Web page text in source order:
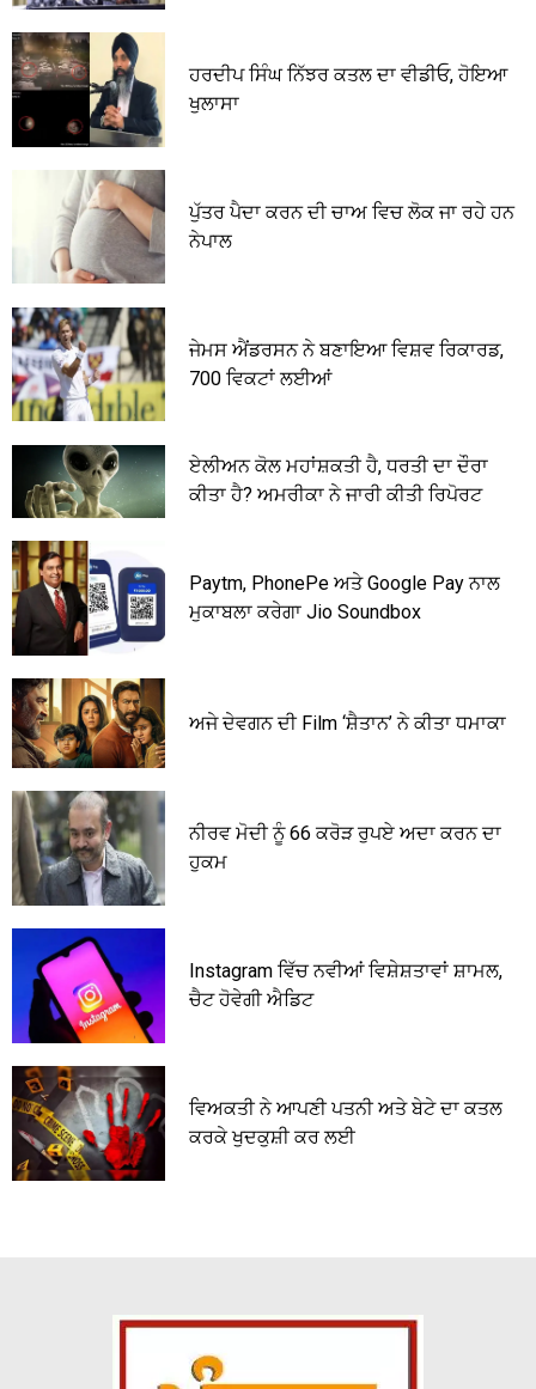
ਹਰਦੀਪ ਸਿੰਘ ਨਿੱਝਰ ਕਤਲ ਦਾ ਵੀਡੀਓ, ਹੋਇਆ
ਖੁਲਾਸਾ
ਪੁੱਤਰ ਪੈਦਾ ਕਰਨ ਦੀ ਚਾਅ ਵਿਚ ਲੋਕ ਜਾ ਰਹੇ ਹਨ
ਨੇਪਾਲ
ਜੇਮਸ ਐਂਡਰਸਨ ਨੇ ਬਣਾਇਆ ਵਿਸ਼ਵ ਰਿਕਾਰਡ,
700 ਵਿਕਟਾਂ ਲਈਆਂ
ਏਲੀਅਨ ਕੋਲ ਮਹਾਂਸ਼ਕਤੀ ਹੈ, ਧਰਤੀ ਦਾ ਦੌਰਾ
ਕੀਤਾ ਹੈ? ਅਮਰੀਕਾ ਨੇ ਜਾਰੀ ਕੀਤੀ ਰਿਪੋਰਟ
Paytm, PhonePe ਅਤੇ Google Pay ਨਾਲ
ਮੁਕਾਬਲਾ ਕਰੇਗਾ Jio Soundbox
ਅਜੇ ਦੇਵਗਨ ਦੀ Film ‘ਸ਼ੈਤਾਨ’ ਨੇ ਕੀਤਾ ਧਮਾਕਾ
ਨੀਰਵ ਮੋਦੀ ਨੂੰ 66 ਕਰੋੜ ਰੁਪਏ ਅਦਾ ਕਰਨ ਦਾ
ਹੁਕਮ
Instagram ਵਿੱਚ ਨਵੀਆਂ ਵਿਸ਼ੇਸ਼ਤਾਵਾਂ ਸ਼ਾਮਲ,
ਚੈਟ ਹੋਵੇਗੀ ਐਡਿਟ
ਵਿਅਕਤੀ ਨੇ ਆਪਣੀ ਪਤਨੀ ਅਤੇ ਬੇਟੇ ਦਾ ਕਤਲ
ਕਰਕੇ ਖੁਦਕੁਸ਼ੀ ਕਰ ਲਈ